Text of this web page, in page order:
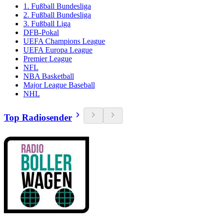
1. Fußball Bundesliga
2. Fußball Bundesliga
3. Fußball Liga
DFB-Pokal
UEFA Champions League
UEFA Europa League
Premier League
NFL
NBA Basketball
Major League Baseball
NHL
Top Radiosender